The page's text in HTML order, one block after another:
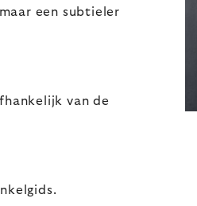
een subtieler
van de